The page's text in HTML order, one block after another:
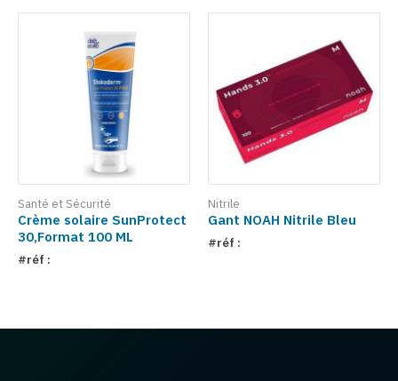
Santé et Sécurité
Crème solaire SunProtect
30,Format 100 ML
#réf :
Nitrile
Gant NOAH Nitrile Bleu
#réf :